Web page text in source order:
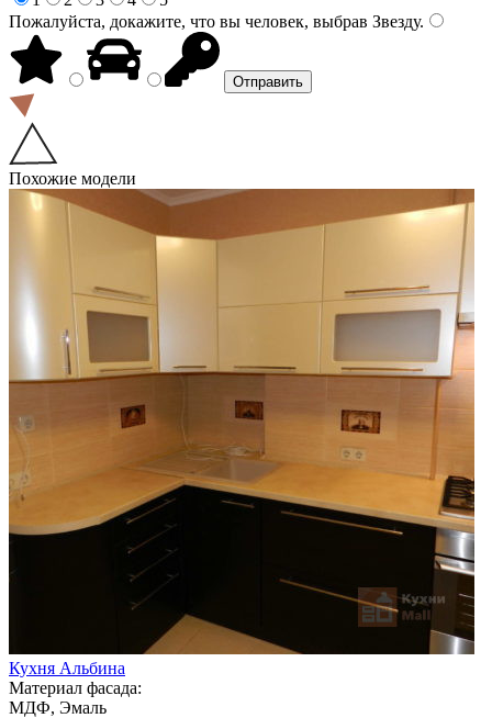
Пожалуйста, докажите, что вы человек, выбрав Звезду.
Похожие модели
Кухня Альбина
Материал фасада:
МДФ, Эмаль